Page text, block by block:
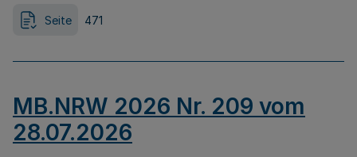
Seite 471
MB.NRW 2026 Nr. 209 vom
28.07.2026